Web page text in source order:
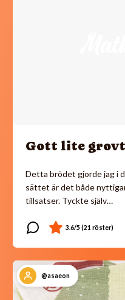
Gott lite
Detta brödet gjorde jag i
sättet är det både
tillsatser. Tyckte själv…
@asaeon